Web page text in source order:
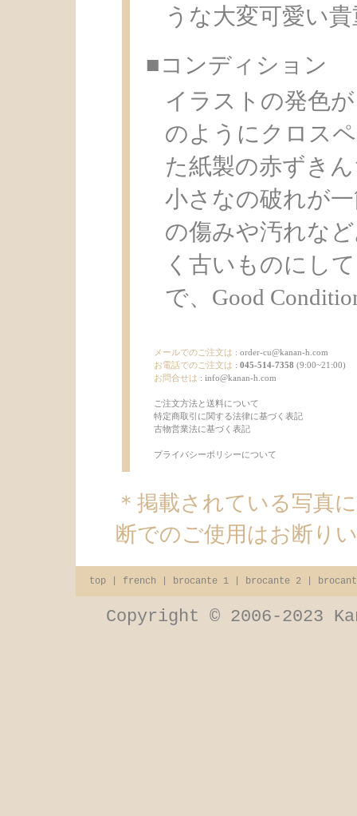
うな大変可愛い
■コンディション
イラストの発色
のようにクロス
た紙製の赤ずき
小さなの破れが
の傷みや汚れな
く古いものにし
で、Good
メールでのご注文は : order-cu@kanan-h.com
お電話でのご注文は : 045-514-7358 (9:00~21:00)
お問合せは : info@kanan-h.com
ご注文方法と送料について
特定商取引に関する法律に基づく表記
古物営業法に基づく表記
プライバシーポリシーについて
＊掲載されている写真
断でのご使用はお断り
top french brocante 1 brocante 2
Copyright © 2006-2023